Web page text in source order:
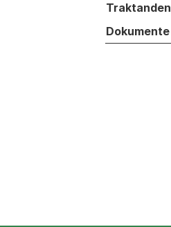
Traktanden
Dokumente